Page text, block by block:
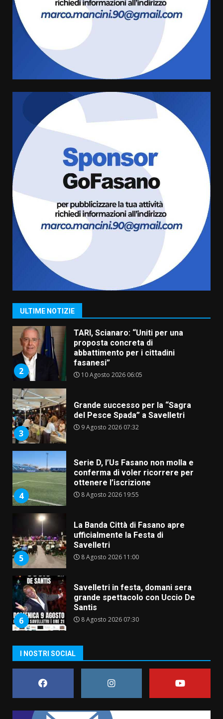
ULTIME NOTIZIE
Serie D, l’Us Fasano non molla e
conferma di voler ricorrere per
ottenere l’iscrizione
ufficialmente la Festa di
Savelletri
8 Agosto 2026 11:00
Savelletri in festa, domani sera
grande spettacolo con Uccio De
Santis
8 Agosto 2026 07:30
Politiche Giovanili e Mobilità
Sostenibile: premiati gli studenti
universitari del bando “La strada
giusta”
8 Agosto 2026 07:15
1
Savelletri in festa, pienone sul
porto per Uccio De Santis: la
voce di Antonella Losavio
2
TARI, Scianaro: “Uniti per una
proposta concreta di
abbattimento per i cittadini
fasanesi”
10 Agosto 2026 06:05
3
Grande successo per la “Sagra
del Pesce Spada” a Savelletri
9 Agosto 2026 07:32
4
Serie D, l’Us Fasano non molla e
conferma di voler ricorrere per
ottenere l’iscrizione
8 Agosto 2026 19:55
5
La Banda Città di Fasano apre
ufficialmente la Festa di
Savelletri
8 Agosto 2026 11:00
6
Savelletri in festa, domani sera
grande spettacolo con Uccio De
Santis
8 Agosto 2026 07:30
Politiche Giovanili e Mobilità
Sostenibile: premiati gli studenti
8 Agosto 2026 07:15
I NOSTRI SOCIAL